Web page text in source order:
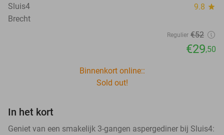
Sluis4 9.8 star
Brecht
Regulier €52
€29,50
Binnenkort online::
Sold out!
In het kort
Geniet van een smakelijk 3-gangen aspergediner bij Sluis4: